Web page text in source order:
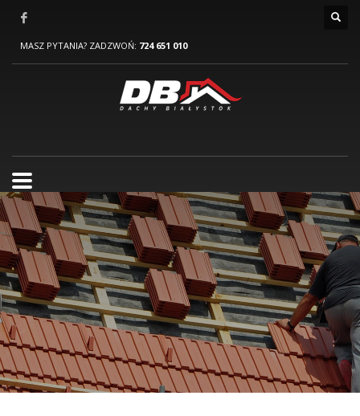
MASZ PYTANIA? ZADZWOŃ: 724 651 010